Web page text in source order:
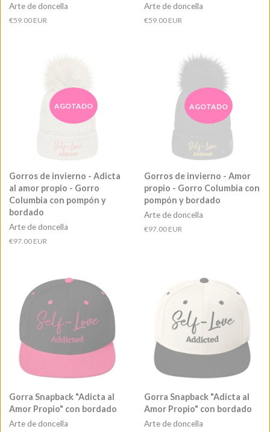
Arte de doncella
Precio
€59.00 EUR
Arte de doncella
Precio
€59.00 EUR
AGOTADO
Gorros de invierno - Adicta
al amor propio - Gorro
Columbia con pompón y
bordado
Arte de doncella
Precio
€97.00 EUR
AGOTADO
Gorros de invierno - Amor
propio - Gorro Columbia con
pompón y bordado
Arte de doncella
Precio
€97.00 EUR
Gorra Snapback "Adicta al
Amor Propio" con bordado
Arte de doncella
Gorra Snapback "Adicta al
Amor Propio" con bordado
Arte de doncella